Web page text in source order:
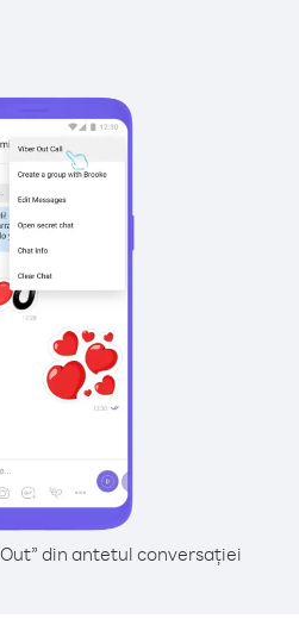
din antetul conversației